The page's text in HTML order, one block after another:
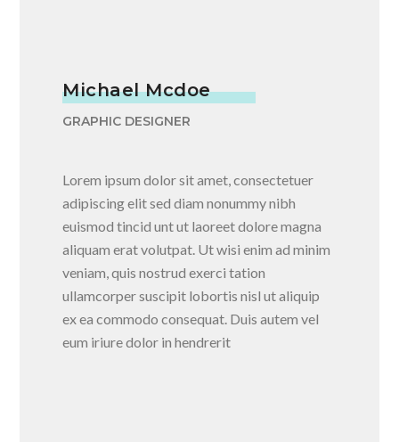
Michael Mcdoe
GRAPHIC DESIGNER
Lorem ipsum dolor sit amet, consectetuer
adipiscing elit sed diam nonummy nibh
euismod tincid unt ut laoreet dolore magna
aliquam erat volutpat. Ut wisi enim ad minim
veniam, quis nostrud exerci tation
ullamcorper suscipit lobortis nisl ut aliquip
ex ea commodo consequat. Duis autem vel
eum iriure dolor in hendrerit